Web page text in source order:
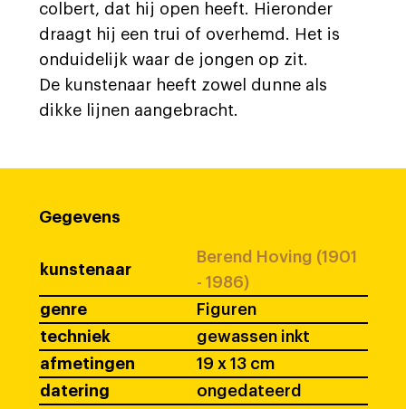
colbert, dat hij open heeft. Hieronder
draagt hij een trui of overhemd. Het is
onduidelijk waar de jongen op zit.
De kunstenaar heeft zowel dunne als
dikke lijnen aangebracht.
Gegevens
kunstenaar
Berend Hoving (1901
- 1986)
genre
Figuren
techniek
gewassen inkt
afmetingen
19 x 13 cm
datering
ongedateerd